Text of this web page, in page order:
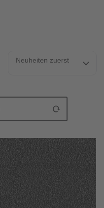
Neuheiten zuerst